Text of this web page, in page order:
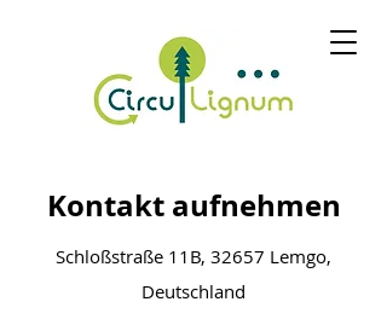
Kontakt aufnehmen
Schloßstraße 11B, 32657 Lemgo,
Deutschland